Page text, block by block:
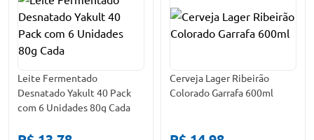
Leite Fermentado
Desnatado Yakult 40 Pack
com 6 Unidades 80g Cada
Cerveja Lager Ribeirão
Colorado Garrafa 600ml